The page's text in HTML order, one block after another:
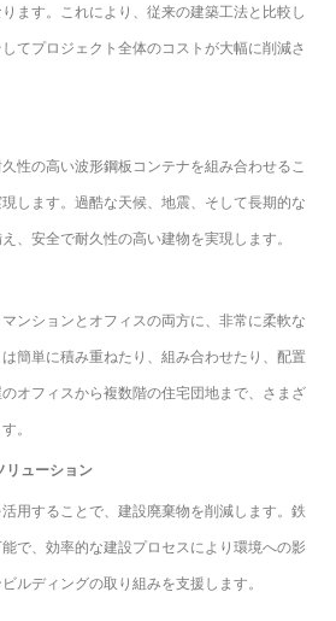
ます。これにより、従来の建築工法と比較し
てプロジェクト全体のコストが大幅に削減さ
性の高い波形鋼板コンテナを組み合わせるこ
します。過酷な天候、地震、そして長期的な
、安全で耐久性の高い建物を実現します。
ンションとオフィスの両方に、非常に柔軟な
簡単に積み重ねたり、組み合わせたり、配置
オフィスから複数階の住宅団地まで、さまざ
。
ューション
用することで、建設廃棄物を削減します。鉄
で、効率的な建設プロセスにより環境への影
ルディングの取り組みを支援します。